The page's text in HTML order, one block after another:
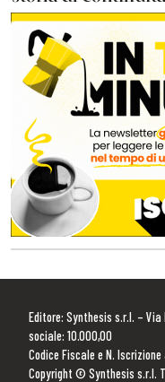
Editore: Synthesis s.r.l. – Via
sociale: 10.000,00
Codice Fiscale e N.
Copyright © Synthesis s.r.l.